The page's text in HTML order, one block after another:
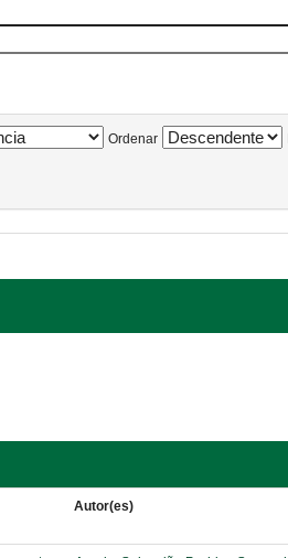
Ordenar
Autor(es)